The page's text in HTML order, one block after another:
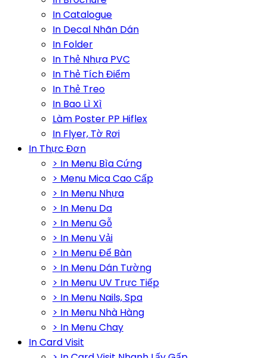
In Catalogue
In Decal Nhãn Dán
In Folder
In Thẻ Nhựa PVC
In Thẻ Tích Điểm
In Thẻ Treo
In Bao Lì Xì
Làm Poster PP Hiflex
In Flyer, Tờ Rơi
In Thực Đơn
> In Menu Bìa Cứng
> Menu Mica Cao Cấp
> In Menu Nhựa
> In Menu Da
> In Menu Gỗ
> In Menu Vải
> In Menu Để Bàn
> In Menu Dán Tường
> In Menu UV Trực Tiếp
> In Menu Nails, Spa
> In Menu Nhà Hàng
> In Menu Chay
In Card Visit